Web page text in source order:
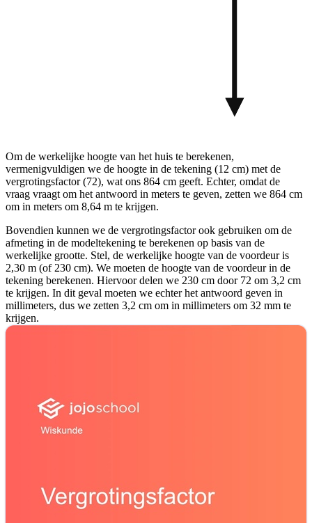
Om de werkelijke hoogte van het huis te berekenen,
vermenigvuldigen we de hoogte in de tekening (12 cm) met de
vergrotingsfactor (72), wat ons 864 cm geeft. Echter, omdat de
vraag vraagt om het antwoord in meters te geven, zetten we 864 cm
om in meters om 8,64 m te krijgen.
Bovendien kunnen we de vergrotingsfactor ook gebruiken om de
afmeting in de modeltekening te berekenen op basis van de
werkelijke grootte. Stel, de werkelijke hoogte van de voordeur is
2,30 m (of 230 cm). We moeten de hoogte van de voordeur in de
tekening berekenen. Hiervoor delen we 230 cm door 72 om 3,2 cm
te krijgen. In dit geval moeten we echter het antwoord geven in
millimeters, dus we zetten 3,2 cm om in millimeters om 32 mm te
krijgen.